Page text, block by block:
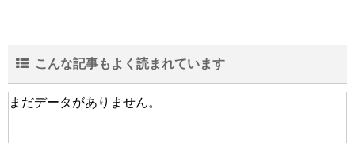
こんな記事もよく読まれています
まだデータがありません。